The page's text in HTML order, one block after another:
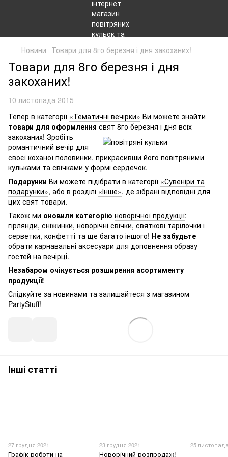
Новини Товари для 8го березня і дня закоханих!
Товари для 8го березня і дня
закоханих!
10 листопада 2015
Тепер в категорії «Тематичні вечірки» Ви можете знайти
товари для оформлення свят 8го березня і дня всіх
закоханих! Зробіть
романтичний вечір для
своєї коханої половинки, прикрасивши його повітряними
кульками та свічками у формі сердечок.
Подарунки Ви можете підібрати в категорії «Сувеніри та
подарунки», або в розділі «Інше», де зібрані відповідні для
цих свят товари.
Також ми оновили категорію новорічної продукції:
гірлянди, сніжинки, новорічні свічки, святкові тарілочки і
серветки, конфетті та ще багато іншого! Не забудьте
обрати карнавальні аксесуари для доповнення образу
гостей на вечірці.
Незабаром очікується розширення асортименту
продукції!
Слідкуйте за новинами та залишайтеся з магазином
PartyStuff!
Інші статті
27 грудня 2021
Графік роботи на
23 грудня 2021
Новорічний розпродаж!
25